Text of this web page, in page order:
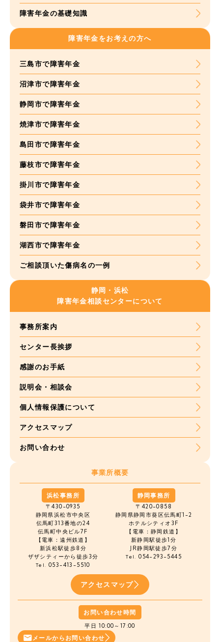
障害年金の基礎知識
障害年金をお考えの方へ
三島市で障害年金
沼津市で障害年金
静岡市で障害年金
焼津市で障害年金
島田市で障害年金
藤枝市で障害年金
掛川市で障害年金
袋井市で障害年金
磐田市で障害年金
湖西市で障害年金
ご相談頂いた傷病名の一例
静岡・浜松
障害年金相談センターについて
事務所案内
センター長挨拶
感謝のお手紙
説明会・相談会
個人情報保護について
アクセスマップ
お問い合わせ
事業所概要
浜松事務所
〒430-0935
静岡県浜松市中央区
伝馬町313番地の24
伝馬町中央ビル7F
【電車：遠州鉄道】
新浜松駅徒歩8分
ザザシティーから徒歩3分
Tel. 053-413-5510
静岡事務所
〒420-0858
静岡県静岡市葵区伝馬町1-2
ホテルシティオ3F
【電車：静岡鉄道】
新静岡駅徒歩1分
JR静岡駅徒歩7分
Tel. 054-293-5445
アクセスマップ
お問い合わせ時間
平日 10:00～17:00
メールから お問い合わせ